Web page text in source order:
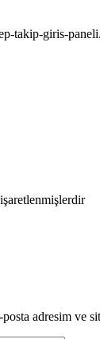
takip-giris-
adresim ve